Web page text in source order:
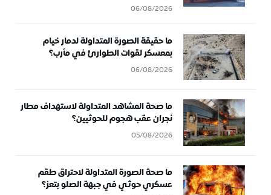
06/08/2026
ما حقيقة الصورة المتداولة لدمار خيام
بمعسكر لقوات الطوارئ في مأرب؟
06/08/2026
ما صحة المشاهد المتداولة لاستهداف مطار
نجران عقب هجوم للحوثيين؟
05/08/2026
ما صحة الصورة المتداولة لاحتراق طقم
عسكري حوثي في جبهة الصلو بتعز؟